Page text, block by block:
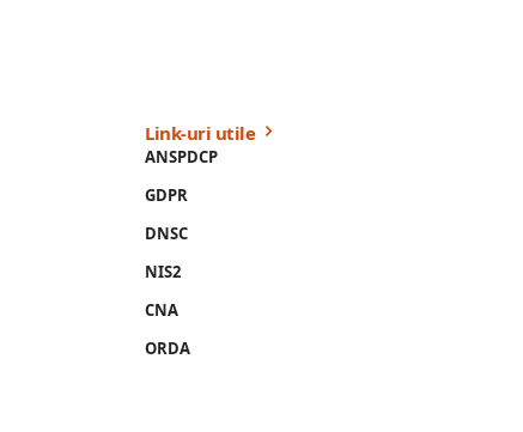
Link-uri utile
ANSPDCP
GDPR
DNSC
NIS2
CNA
ORDA